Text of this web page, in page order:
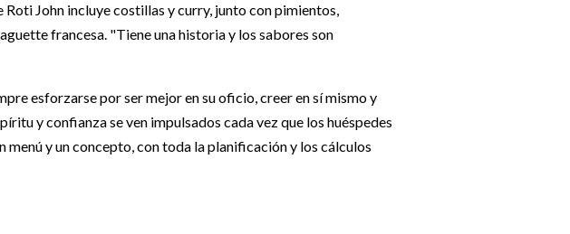
John incluye costillas y curry, junto con pimientos,
francesa. "Tiene una historia y los sabores son
esforzarse por ser mejor en su oficio, creer en sí mismo y
y confianza se ven impulsados cada vez que los huéspedes
menú y un concepto, con toda la planificación y los cálculos